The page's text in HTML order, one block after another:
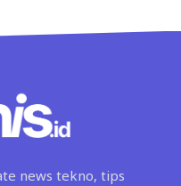
news tekno, tips